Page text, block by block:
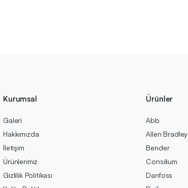
Kurumsal
Galeri
Hakkımızda
İletişim
Ürünlerimiz
Gizlilik Politikası
Ürünler
Abb
Allen Bradley
Bender
Consilium
Danfoss